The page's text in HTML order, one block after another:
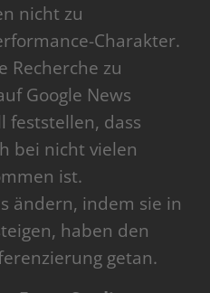
nicht zu
Charakter.
Recherche zu
Google News
feststellen, dass
bei nicht vielen
ist.
ändern, indem sie in
haben den
getan.